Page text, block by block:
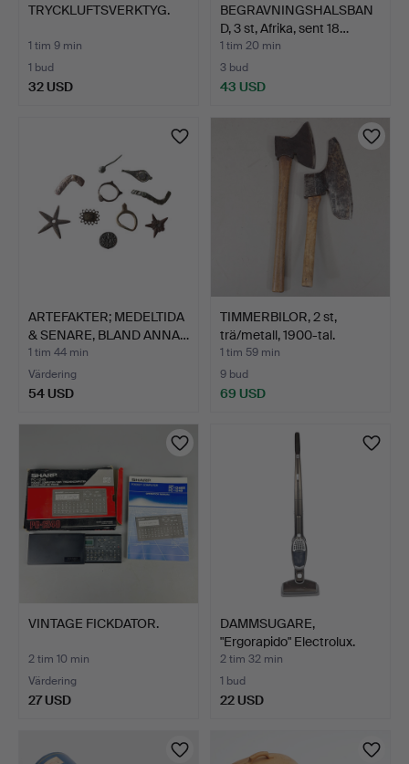
TRYCKLUFTSVERKTYG.
1 tim 9 min
1 bud
32 USD
BEGRAVNINGSHALSBAN
D, 3 st, Afrika, sent 18…
1 tim 20 min
3 bud
43 USD
ARTEFAKTER; MEDELTIDA
& SENARE, BLAND ANNA…
1 tim 44 min
Värdering
54 USD
TIMMERBILOR, 2 st,
trä/metall, 1900-tal.
1 tim 59 min
9 bud
69 USD
VINTAGE FICKDATOR.
2 tim 10 min
Värdering
27 USD
DAMMSUGARE,
"Ergorapido" Electrolux.
2 tim 32 min
1 bud
22 USD